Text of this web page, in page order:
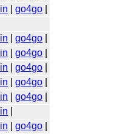
|go4go
|go4go
|go4go
|go4go
|go4go
|go4go
|go4go